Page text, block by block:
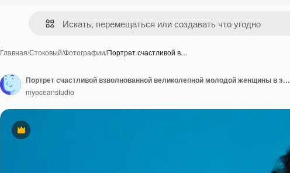
Главная/Стоковый/Фотографии/Портрет счастливой в…
Премиум
Портрет счастливой взволнованной великолепной молодой женщины в элегантном синем платье позирует со свежим букетом синих цветов День матери Женские праздники Весна Права женщин
myoceanstudio